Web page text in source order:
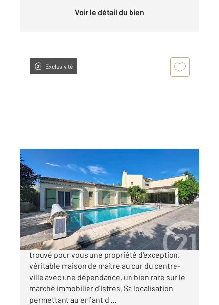
Voir le détail du bien
Exclusivité
ISTRES 13
290 m
, 8 pièces
Ref : 867
Maison à vendre
569 000 €
Votre agence Century 21 Cabinet CORVAJA a
trouvé pour vous une propriété d'exception,
véritable maison de maître au cur du centre-
ville avec une dépendance, un bien rare sur le
marché immobilier d'Istres. Sa localisation
permettant au enfant d ...